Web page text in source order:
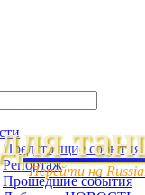
Перейти на
Предстоящие события
Репортаж
Прошедшие события